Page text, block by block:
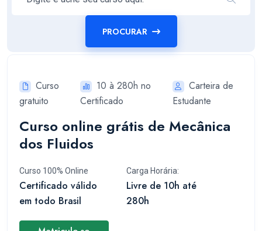
PROCURAR
Curso
gratuito
10 à 280h no
Certificado
Carteira de
Estudante
Curso online grátis de Mecânica
dos Fluidos
Curso 100% Online
Certificado válido
em todo Brasil
Carga Horária:
Livre de 10h até
280h